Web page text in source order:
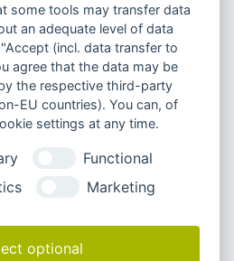
Home-
hybridem
euch
some tools may transfer data
an adequate level of data
(incl. data transfer to
agree that the data may be
the respective third-party
EU countries). You can, of
settings at any time.
Functional
Marketing
optional